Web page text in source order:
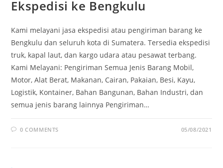
Ekspedisi ke Bengkulu
Kami melayani jasa ekspedisi atau pengiriman barang ke
Bengkulu dan seluruh kota di Sumatera. Tersedia ekspedisi
truk, kapal laut, dan kargo udara atau pesawat terbang.
Kami Melayani: Pengiriman Semua Jenis Barang Mobil,
Motor, Alat Berat, Makanan, Cairan, Pakaian, Besi, Kayu,
Logistik, Kontainer, Bahan Bangunan, Bahan Industri, dan
semua jenis barang lainnya Pengiriman…
0 COMMENTS 05/08/2021